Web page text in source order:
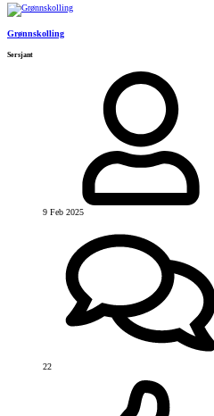
Grønnskolling
Sersjant
9 Feb 2025
22